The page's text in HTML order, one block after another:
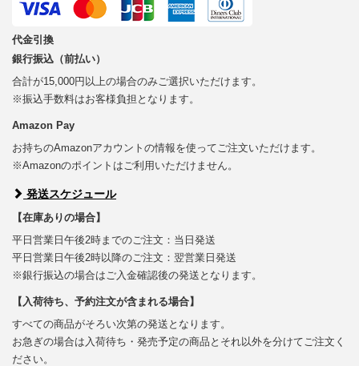
代金引換
銀行振込（前払い）
合計が15,000円以上の場合のみご選択いただけます。
※振込手数料はお客様負担となります。
Amazon Pay
お持ちのAmazonアカウントの情報を使ってご注文いただけます。
※Amazonのポイントはご利用いただけません。
発送スケジュール
【在庫ありの場合】
平日営業日午後2時までのご注文：当日発送
平日営業日午後2時以降のご注文：翌営業日発送
※銀行振込の場合はご入金確認後の発送となります。
【入荷待ち、予約注文が含まれる場合】
すべての商品がそろい次第の発送となります。
お急ぎの場合は入荷待ち・発売予定の商品とそれ以外を分けてご注文く
ださい。